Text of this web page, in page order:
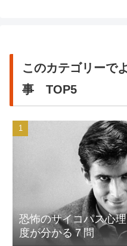
このカテゴリーで
事 TOP5
恐怖のサイコパス心
度が分かる７問